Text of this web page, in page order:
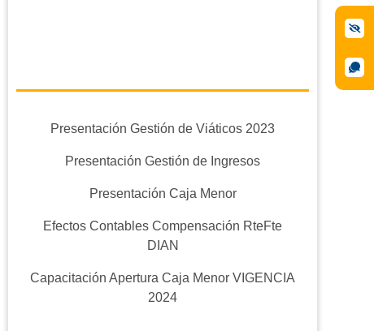
Presentación Gestión de Viáticos 2023
Presentación Gestión de Ingresos
Presentación Caja Menor
Efectos Contables Compensación RteFte
DIAN
Capacitación Apertura Caja Menor VIGENCIA
2024